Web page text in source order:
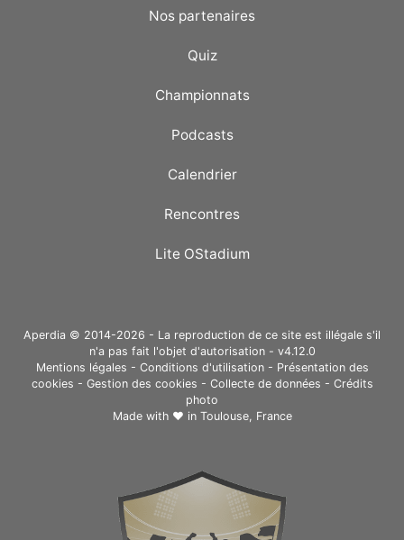
Nos partenaires
Quiz
Championnats
Podcasts
Calendrier
Rencontres
Lite OStadium
Aperdia © 2014-2026 - La reproduction de ce site est illégale s'il
n'a pas fait l'objet d'autorisation - v4.12.0
Mentions légales - Conditions d'utilisation- Présentation des
cookies - Gestion des cookies - Collecte de données - Crédits
photo
Made with ❤ in Toulouse, France